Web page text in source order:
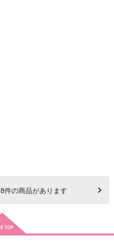
8件の商品があります